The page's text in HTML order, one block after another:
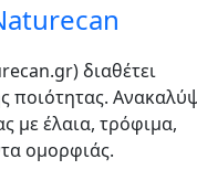
διαθέτει
ποιότητας.
με έλαια, τρόφιμα,
ομορφιάς.